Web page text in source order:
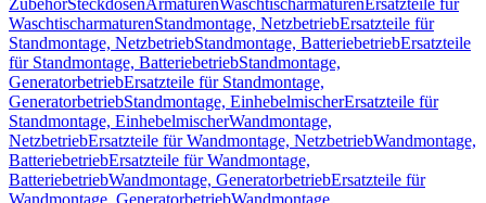
ZubehörSteckdosenArmaturenWaschtischarmaturen Ersatzteile für
WaschtischarmaturenStandmontage, NetzbetriebErsatzteile für
Standmontage, NetzbetriebStandmontage, BatteriebetriebErsatzteile
für Standmontage, BatteriebetriebStandmontage,
GeneratorbetriebErsatzteile für Standmontage,
GeneratorbetriebStandmontage, EinhebelmischerErsatzteile für
Standmontage, EinhebelmischerWandmontage,
NetzbetriebErsatzteile für Wandmontage, NetzbetriebWandmontage,
BatteriebetriebErsatzteile für Wandmontage,
BatteriebetriebWandmontage, GeneratorbetriebErsatzteile für
Wandmontage, GeneratorbetriebWandmontage,